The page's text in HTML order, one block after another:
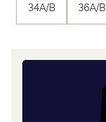
34A/B 36A/B